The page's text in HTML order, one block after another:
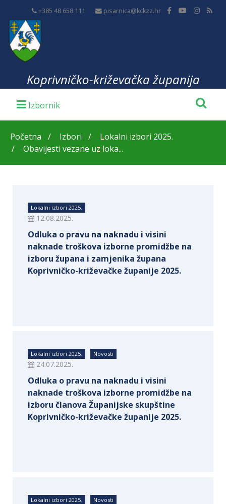
+385 48 658 111 pisarnica@kckzz.hr
Koprivničko-križevačka županija
Početna Izbori
Lokalni izbori 2025.
Obavijesti vezane uz loka...
Lokalni izbori 2025.
12.08.2025.
Odluka o pravu na naknadu i visini
naknade troškova izborne promidžbe na
izboru župana i zamjenika župana
Koprivničko-križevačke županije 2025.
Lokalni izbori 2025. Novosti
24.07.2025.
Odluka o pravu na naknadu i visini
naknade troškova izborne promidžbe na
izboru članova Županijske skupštine
Koprivničko-križevačke županije 2025.
Lokalni izbori 2025. Novosti